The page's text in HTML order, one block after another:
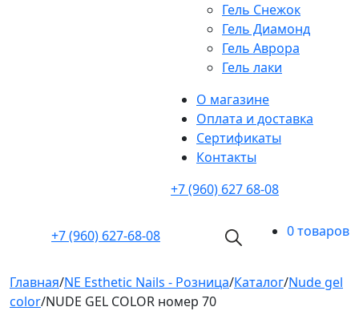
Гель Снежок
Гель Диамонд
Гель Аврора
Гель лаки
О магазине
Оплата и доставка
Cертификаты
Контакты
+7 (960) 627 68-08
+7 (960) 627-68-08 0 товаров
Главная/NE Esthetic Nails - Розница/Каталог/Nude gel
color/NUDE GEL COLOR номер 70